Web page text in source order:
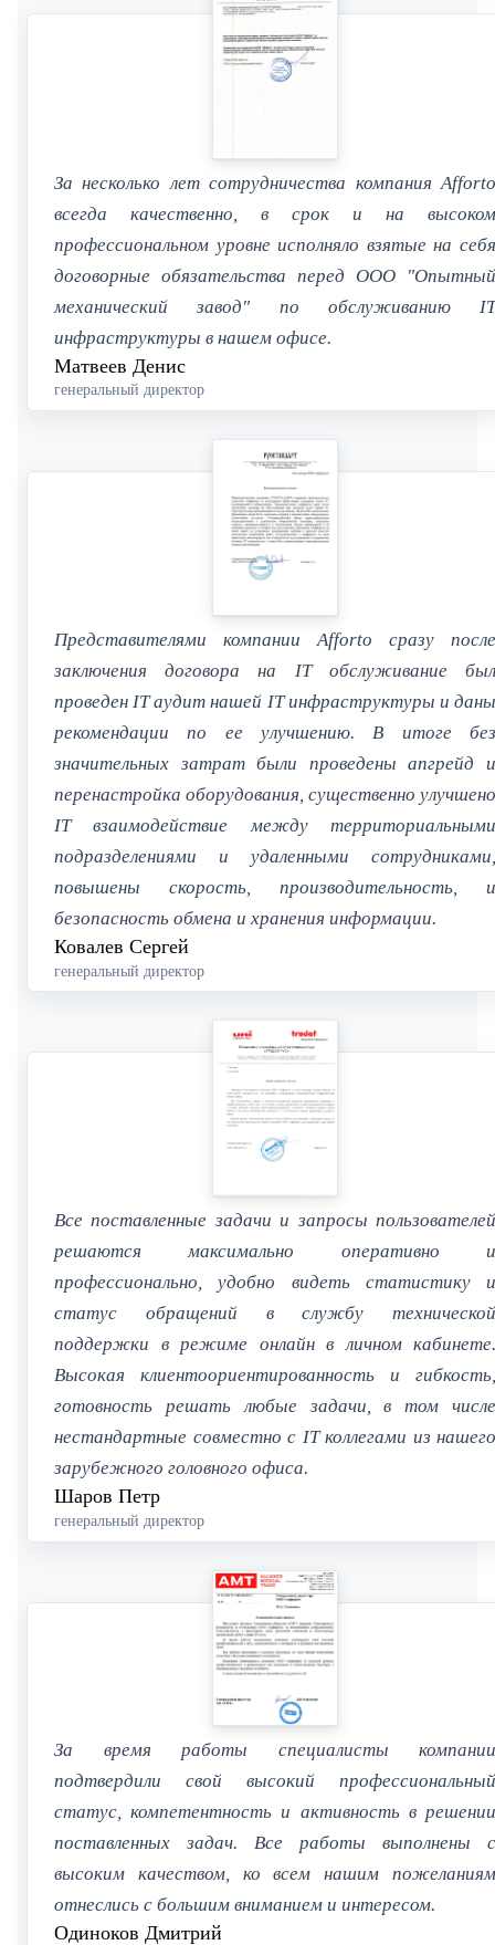
За несколько лет сотрудничества компания Afforto
всегда качественно, в срок и на высоком
профессиональном уровне исполняло взятые на себя
договорные обязательства перед ООО "Опытный
механический завод" по обслуживанию IT
инфраструктуры в нашем офисе.
Матвеев Денис
генеральный директор
Представителями компании Afforto сразу после
заключения договора на IT обслуживание был
проведен IT аудит нашей IT инфраструктуры и даны
рекомендации по ее улучшению. В итоге без
значительных затрат были проведены апгрейд и
перенастройка оборудования, существенно улучшено
IT взаимодействие между территориальными
подразделениями и удаленными сотрудниками,
повышены скорость, производительность, и
безопасность обмена и хранения информации.
Ковалев Сергей
генеральный директор
Все поставленные задачи и запросы пользователей
решаются максимально оперативно и
профессионально, удобно видеть статистику и
статус обращений в службу технической
поддержки в режиме онлайн в личном кабинете.
Высокая клиентоориентированность и гибкость,
готовность решать любые задачи, в том числе
нестандартные совместно с IT коллегами из нашего
зарубежного головного офиса.
Шаров Петр
генеральный директор
За время работы специалисты компании
подтвердили свой высокий профессиональный
статус, компетентность и активность в решении
поставленных задач. Все работы выполнены с
высоким качеством, ко всем нашим пожеланиям
отнеслись с большим вниманием и интересом.
Одиноков Дмитрий